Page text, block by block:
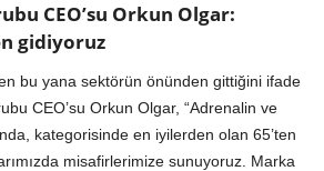
CEO’su Orkun Olgar:
gidiyoruz
bu yana sektörün önünden gittiğini ifade
CEO’su Orkun Olgar, “Adrenalin ve
kategorisinde en iyilerden olan 65’ten
misafirlerimize sunuyoruz. Marka